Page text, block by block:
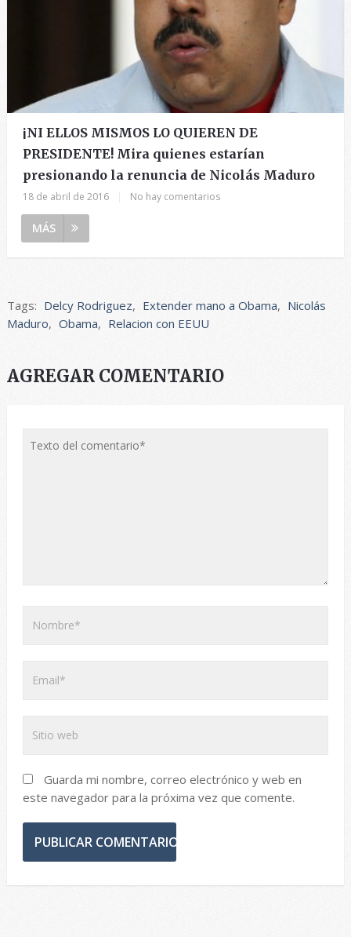
¡NI ELLOS MISMOS LO QUIEREN DE
PRESIDENTE! Mira quienes estarían
presionando la renuncia de Nicolás Maduro
18 de abril de 2016 No hay comentarios
MÁS
Tags: Delcy Rodriguez, Extender mano a Obama, Nicolás
Maduro, Obama, Relacion con EEUU
AGREGAR COMENTARIO
Guarda mi nombre, correo electrónico y web en
este navegador para la próxima vez que comente.